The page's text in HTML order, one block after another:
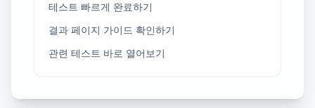
테스트 빠르게 완료하기
결과 페이지 가이드 확인하기
관련 테스트 바로 열어보기